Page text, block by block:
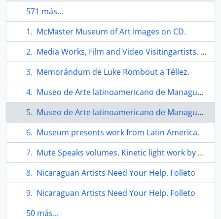
571 más...
McMaster Museum of Art Images on CD.
Media Works, Film and Video Visitingartists. Afiche.
Memorándum de Luke Rombout a Téllez.
Museo de Arte latinoamericano de Managua solidaridad con Nicaragua. Tríptico
Museo de Arte latinoamericano de Managua solidaridad con Nicaragua. Tríptico
Museum presents work from Latin America.
Mute Speaks volumes, Kinetic light work by Cuban artist part of Mac exhibit. Articulo.
Nicaraguan Artists Need Your Help. Folleto
Nicaraguan Artists Need Your Help. Folleto
50 más...